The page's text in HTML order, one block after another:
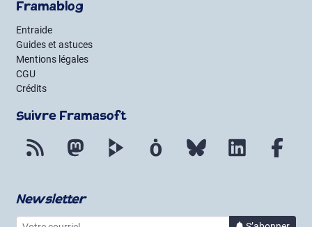
Framablog
Entraide
Guides et astuces
Mentions légales
CGU
Crédits
Suivre Framasoft
Flux RSS Mastodon PeerTube Mobilizon Bluesky LinkedIn
Newsletter
Votre courriel